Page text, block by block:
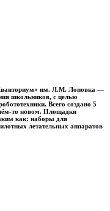
им. Л.М. Лоповка —
школьников, с целью
Всего создано 5
то новом. Площадки
как: наборы для
летательных аппаратов